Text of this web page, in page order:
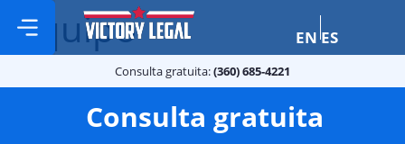
EN ES
Consulta gratuita:(360) 685-4221
Equipo
Consulta gratuita